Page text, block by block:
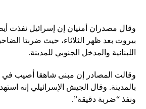
وقال مصدران أمنيان إن إسرائيل نفذت
بيروت بعد ظهر الثلاثاء، حيث ضربتا
اللبنانية والمدخل الجنوبي للمدينة.
وقالت المصادر إن مبنى شاهقا أصيب في
بالمدينة. وقال الجيش الإسرائيلي إنه
ونفذ “ضربة دقيقة”.